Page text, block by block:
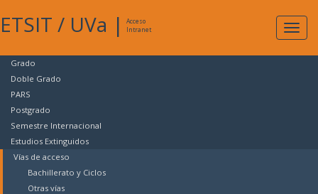
ETSIT / UVa |
Acceso
Intranet
Grado
Doble Grado
PARS
Postgrado
Semestre Internacional
Estudios Extinguidos
Vías de acceso
Bachillerato y Ciclos
Otras vías